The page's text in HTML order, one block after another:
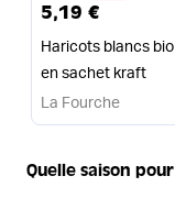
5,19 €
Haricots blancs
en sachet kraft
La Fourche
Quelle saison